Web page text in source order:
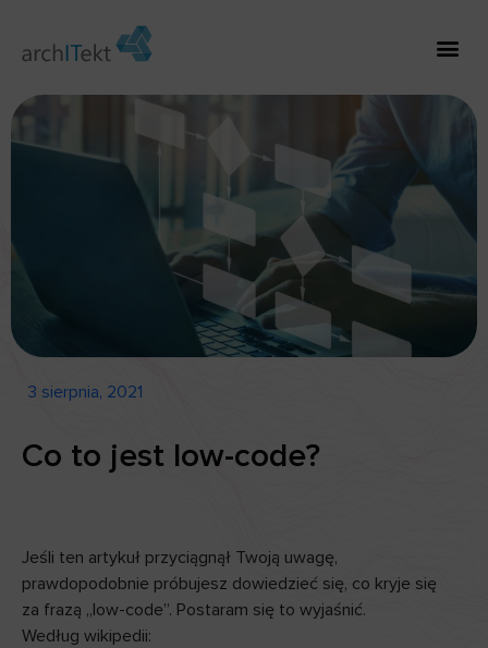
3 sierpnia, 2021
Co to jest low-code?
Jeśli ten artykuł przyciągnął Twoją uwagę,
prawdopodobnie próbujesz dowiedzieć się, co kryje się
za frazą „low-code”. Postaram się to wyjaśnić.
Według wikipedii: